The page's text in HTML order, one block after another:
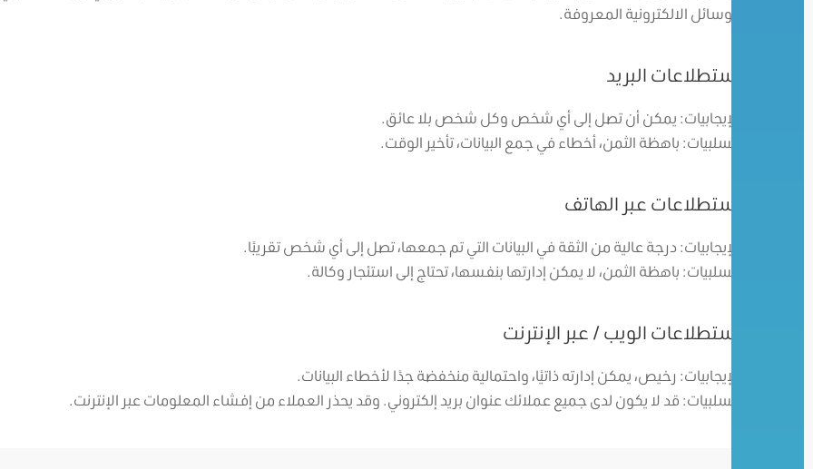
الوسائل الالكترونية المعروفة.
استطلاعات البريد
الإيجابيات: يمكن أن تصل إلى أي شخص وكل شخص بلا عائق.
السلبيات: باهظة الثمن، أخطاء في جمع البيانات، تأخير الوقت.
استطلاعات عبر الهاتف
الإيجابيات: درجة عالية من الثقة في البيانات التي تم جمعها، تصل إلى أي شخص تقريبًا.
السلبيات: باهظة الثمن، لا يمكن إدارتها بنفسها، تحتاج إلى استئجار وكالة.
استطلاعات الويب / عبر الإنترنت
الإيجابيات: رخيص، يمكن إدارته ذاتيًا، واحتمالية منخفضة جدًا لأخطاء البيانات.
السلبيات: قد لا يكون لدى جميع عملائك عنوان بريد إلكتروني. وقد يحذر العملاء من إفشاء المعلومات عبر الإنترنت.